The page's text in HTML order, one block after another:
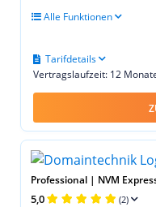
Alle Funktionen
Vertragslaufzeit: 12
Tarifdetails
Professional | NVM
5,0 (2)